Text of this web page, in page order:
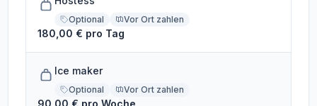
Optional Vor Ort zahlen
180,00 € pro Tag
Ice maker
Optional Vor Ort zahlen
90,00 € pro Woche